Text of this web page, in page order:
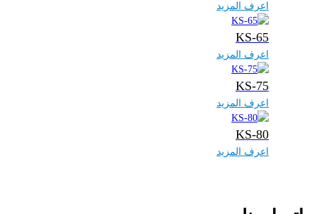
اعرف المزيد
KS-65
اعرف المزيد
KS-75
اعرف المزيد
KS-80
اعرف المزيد